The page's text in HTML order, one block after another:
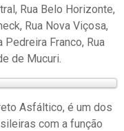
Rua Belo Horizonte,
Rua Nova Viçosa,
Pedreira Franco, Rua
de Mucuri.
Asfáltico, é um dos
com a função